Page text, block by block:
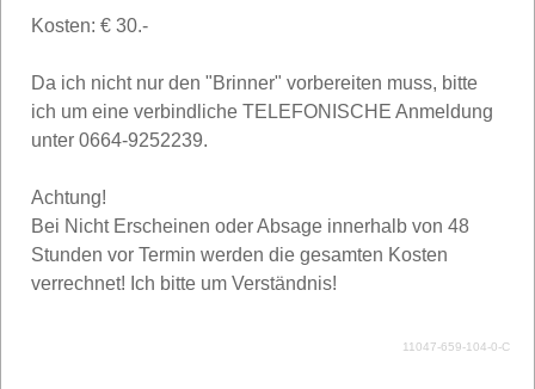
Kosten: € 30.-
Da ich nicht nur den "Brinner" vorbereiten muss, bitte
ich um eine verbindliche TELEFONISCHE Anmeldung
unter 0664-9252239.
Achtung!
Bei Nicht Erscheinen oder Absage innerhalb von 48
Stunden vor Termin werden die gesamten Kosten
verrechnet! Ich bitte um Verständnis!
11047-659-104-0-C